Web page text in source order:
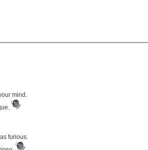
mind.
furious.